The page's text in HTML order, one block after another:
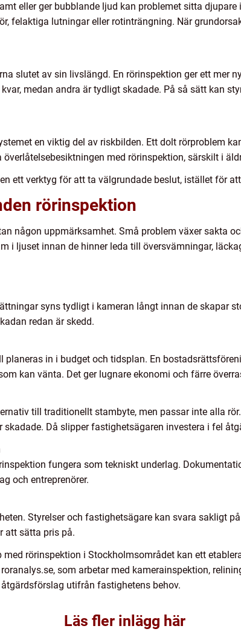
eller ger bubblande ljud kan problemet sitta
felaktiga lutningar eller rotinträngning. När
slutet av sin livslängd. En rörinspektion ger ett mer
medan andra är tydligt skadade. På så sätt kan
en viktig del av riskbilden. Ett dolt rörproblem
med rörinspektion, särskilt i
ett verktyg för att ta välgrundade beslut, istället för
rörinspektion
någon uppmärksamhet. Små problem växer sakta
i ljuset innan de hinner leda till översvämningar,
syns tydligt i kameran långt innan de skapar
redan är skedd.
in i budget och tidsplan. En
kan vänta. Det ger lugnare ekonomi och färre
till traditionellt stambyte, men passar inte alla
Då slipper fastighetsägaren investera i fel
fungera som tekniskt underlag.
och entreprenörer.
Styrelser och fastighetsägare kan svara sakligt
att sätta pris på.
rörinspektion i Stockholmsområdet kan ett
som arbetar med kamerainspektion,
utifrån fastighetens behov.
Läs fler inlägg här